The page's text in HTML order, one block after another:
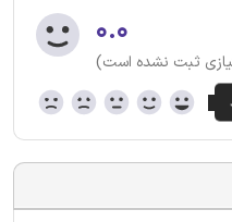
۰.۰
ثبت نشده است)